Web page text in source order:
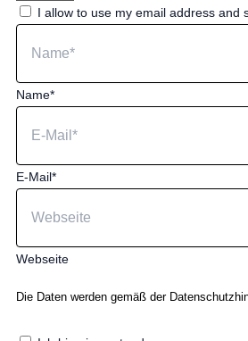
I allow to use my email address and
Name*
E-Mail*
Webseite
Die Daten werden gemäß der